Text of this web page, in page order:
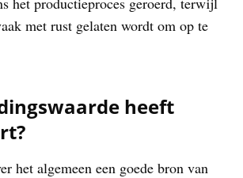
met rust gelaten wordt om op te
heeft
het algemeen een goede bron van